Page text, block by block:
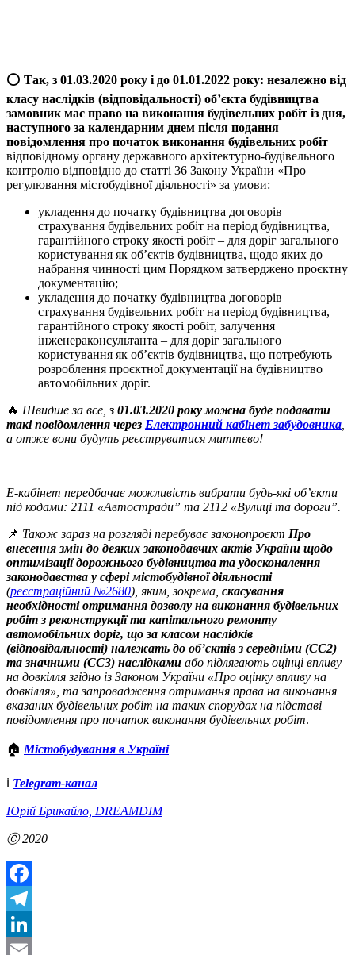
⭕️ Так, з 01.03.2020 року і до 01.01.2022 року: незалежно від
класу наслідків (відповідальності) об’єкта будівництва
замовник має право на виконання будівельних робіт із дня,
наступного за календарним днем після подання
повідомлення про початок виконання будівельних робіт
відповідному органу державного архітектурно-будівельного
контролю відповідно до статті 36 Закону України «Про
регулювання містобудівної діяльності» за умови:
укладення до початку будівництва договорів
страхування будівельних робіт на період будівництва,
гарантійного строку якості робіт – для доріг загального
користування як об’єктів будівництва, щодо яких до
набрання чинності цим Порядком затверджено проєктну
документацію;
укладення до початку будівництва договорів
страхування будівельних робіт на період будівництва,
гарантійного строку якості робіт, залучення
інженераконсультанта – для доріг загального
користування як об’єктів будівництва, що потребують
розроблення проєктної документації на будівництво
автомобільних доріг.
🔥 Швидше за все, з 01.03.2020 року можна буде подавати
такі повідомлення через Електронний кабінет забудовника
а отже вони будуть реєструватися миттєво!
Е-кабінет передбачає можливість вибрати будь-які об’єкти
під кодами: 2111 «Автостради” та 2112 «Вулиці та дороги”.
📌 Також зараз на розгляді перебуває законопроєкт Про
внесення змін до деяких законодавчих актів України щодо
оптимізації дорожнього будівництва та удосконалення
законодавства у сфері містобудівної діяльності
(реєстраційний №2680), яким, зокрема, скасування
необхідності отримання дозволу на виконання будівельних
робіт з реконструкції та капітального ремонту
автомобільних доріг, що за класом наслідків
(відповідальності) належать до об’єктів з середніми (СС2)
та значними (СС3) наслідками або підлягають оцінці впливу
на довкілля згідно із Законом України «Про оцінку впливу на
довкілля», та запровадження отримання права на виконання
вказаних будівельних робіт на таких спорудах на підставі
повідомлення про початок виконання будівельних робіт.
🏠 Містобудування в Україні
ℹ️ Telegram-канал
Юрій Брикайло, DREAMDIM
Ⓒ 2020
Facebook
Telegram
LinkedIn